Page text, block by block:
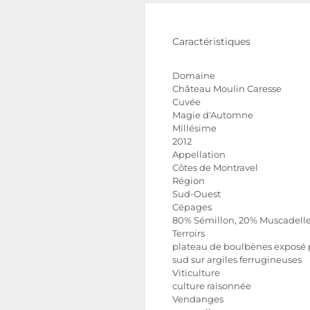
Caractéristiques
Domaine
Château Moulin Caresse
Cuvée
Magie d'Automne
Millésime
2012
Appellation
Côtes de Montravel
Région
Sud-Ouest
Cépages
80% Sémillon, 20%
Terroirs
plateau de boulbènes exposé
sud sur argiles ferrugineuses
Viticulture
culture raisonnée
Vendanges